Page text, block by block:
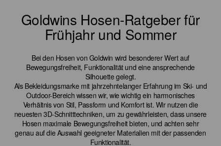
Goldwins Hosen-Ratgeber für
Frühjahr und Sommer
Bei den Hosen von Goldwin wird besonderer Wert auf
Bewegungsfreiheit, Funktionalität und eine ansprechende
Silhouette gelegt.
Als Bekleidungsmarke mit jahrzehntelanger Erfahrung im Ski- und
Outdoor-Bereich wissen wir, wie wichtig ein harmonisches
Verhältnis von Stil, Passform und Komfort ist. Wir nutzen die
neuesten 3D-Schnitttechniken, um zu gewährleisten, dass unsere
Hosen maximale Bewegungsfreiheit bieten, und achten sehr
genau auf die Auswahl geeigneter Materialien mit der passenden
Funktionalität.